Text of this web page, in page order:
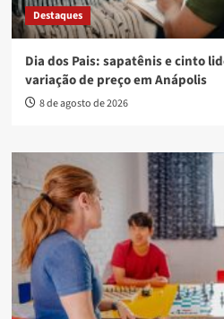
Destaques
Dia dos Pais: sapatênis e cinto
variação de preço em Anápolis
8 de agosto de 2026